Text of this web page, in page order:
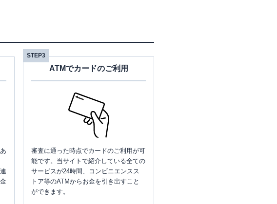
STEP3
ATMでカードのご利用
審査に通った時点でカードのご利用が可
能です。当サイトで紹介している全ての
サービスが24時間、コンビニエンスス
トア等のATMからお金を引き出すこと
ができます。